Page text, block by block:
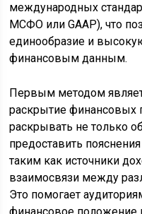
международных
МСФО или GAAP), что
единообразие и
финансовым данным.
Первым методом
раскрытие финансовых
раскрывать не только
предоставить
таким как источники
взаимосвязи между
Это помогает